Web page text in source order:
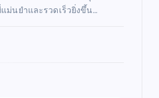
ม่นยำและรวดเร็วยิ่งขึ้น…